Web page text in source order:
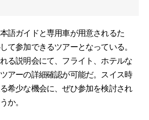
語ガイドと専用車が用意されるた
て参加できるツアーとなっている。
る説明会にて、フライト、ホテルな
アーの詳細確認が可能だ。スイス時
希少な機会に、ぜひ参加を検討され
か。